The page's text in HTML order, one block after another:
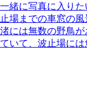
一緒に写真に入り
止場までの車窓の
渚には無数の野鳥
ていて、波止場には